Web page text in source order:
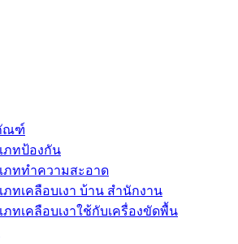
ณฑ์
ภทป้องกัน
ภททำความสะอาด
ภทเคลือบเงา บ้าน สำนักงาน
ภทเคลือบเงาใช้กับเครื่องขัดพื้น